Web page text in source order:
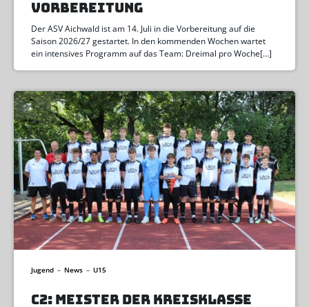
VORBEREITUNG
Der ASV Aichwald ist am 14. Juli in die Vorbereitung auf die
Saison 2026/27 gestartet. In den kommenden Wochen wartet
ein intensives Programm auf das Team: Dreimal pro Woche[…]
Jugend – News – U15
C2: MEISTER DER KREISKLASSE